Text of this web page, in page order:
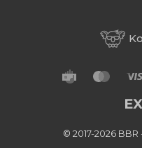
© 2017-2026